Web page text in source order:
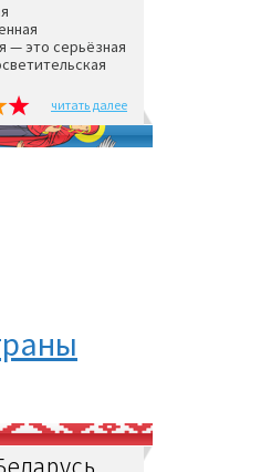
— это серьёзная
читать далее